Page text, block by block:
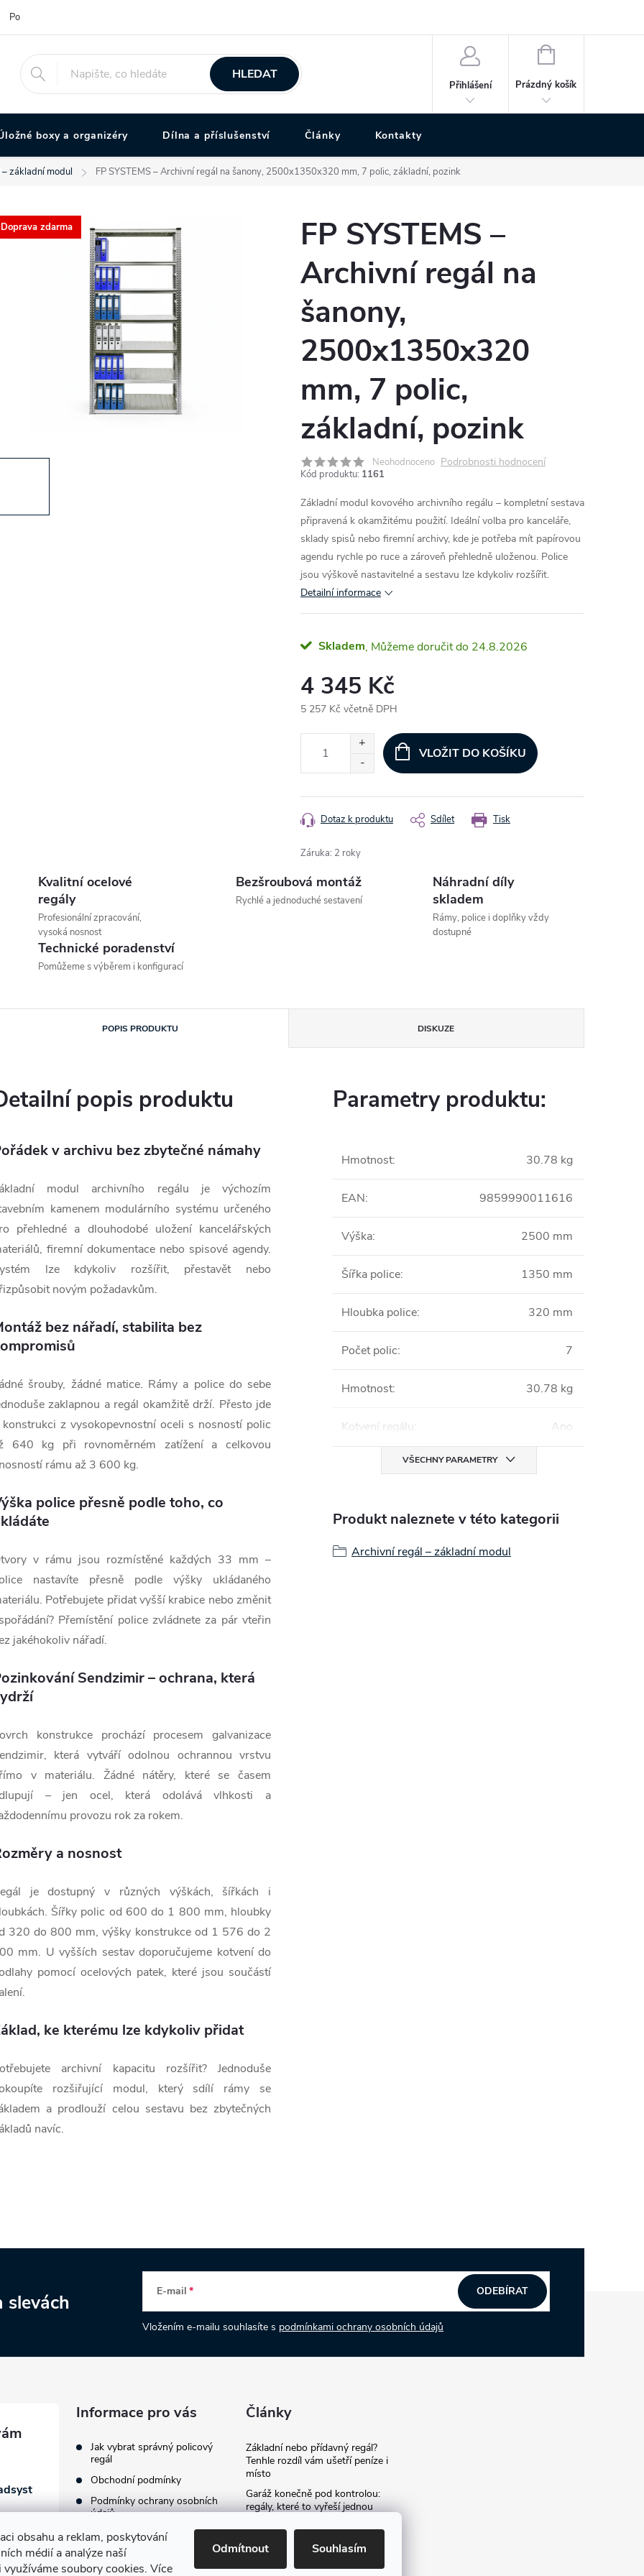
obsahu a reklam, poskytování
médií a analýze naší
využíváme soubory cookies. Více
Odmítnout Souhlasím
Podmínky ochrany osobních údajů
HLEDAT
Přihlášení
NÁKUPNÍ
Prázdný košík
boxy a organizéry Dílna a příslušenství Články Kontakty
základní modul FP SYSTEMS – Archivní regál na šanony, 2500x1350x320 mm, 7 polic, základní, pozink
Doprava zdarma
FP SYSTEMS –
Archivní regál na
šanony,
2500x1350x320
mm, 7 polic,
základní, pozink
Neohodnoceno Podrobnosti hodnocení
Kód produktu: 1161
Základní modul kovového archivního regálu – kompletní sestava
připravená k okamžitému použití. Ideální volba pro kanceláře,
sklady spisů nebo firemní archivy, kde je potřeba mít papírovou
agendu rychle po ruce a zároveň přehledně uloženou. Police
jsou výškově nastavitelné a sestavu lze kdykoliv rozšířit.
Detailní informace
Skladem 24.8.2026
4 345 Kč
5 257 Kč včetně DPH
VLOŽIT DO KOŠÍKU
Tisk
Dotaz k produktu Sdílet
Záruka: 2 roky
Kvalitní ocelové
regály
Profesionální zpracování,
vysoká nosnost
Bezšroubová montáž
Rychlé a jednoduché sestavení
Náhradní díly
skladem
Rámy, police i doplňky vždy
dostupné
Technické poradenství
Pomůžeme s výběrem i konfigurací
POPIS PRODUKTU DISKUZE
popis produktu
v archivu bez zbytečné námahy
modul archivního regálu je výchozím
kamenem modulárního systému určeného
přehledné a dlouhodobé uložení kancelářských
firemní dokumentace nebo spisové agendy.
lze kdykoliv rozšířit, přestavět nebo
novým požadavkům.
bez nářadí, stabilita bez
šrouby, žádné matice. Rámy a police do sebe
zaklapnou a regál okamžitě drží. Přesto jde
z vysokopevnostní oceli s nosností polic
640 kg při rovnoměrném zatížení a celkovou
rámu až 3 600 kg.
police přesně podle toho, co
v rámu jsou rozmístěné každých 33 mm –
nastavíte přesně podle výšky ukládaného
Potřebujete přidat vyšší krabice nebo změnit
Přemístění police zvládnete za pár vteřin
jakéhokoliv nářadí.
Sendzimir – ochrana, která
konstrukce prochází procesem galvanizace
která vytváří odolnou ochrannou vrstvu
v materiálu. Žádné nátěry, které se časem
– jen ocel, která odolává vlhkosti a
provozu rok za rokem.
a nosnost
je dostupný v různých výškách, šířkách i
Šířky polic od 600 do 1 800 mm, hloubky
320 do 800 mm, výšky konstrukce od 1 576 do 2
mm. U vyšších sestav doporučujeme kotvení do
pomocí ocelových patek, které jsou součástí
ke kterému lze kdykoliv přidat
archivní kapacitu rozšířit? Jednoduše
rozšiřující modul, který sdílí rámy se
a prodlouží celou sestavu bez zbytečných
navíc.
Parametry produktu:
Hmotnost: 30.78 kg
EAN: 9859990011616
Výška: 2500 mm
Šířka police: 1350 mm
Hloubka police: 320 mm
Počet polic: 7
Hmotnost: 30.78 kg
Kotvení regálu : Ano
VŠECHNY PARAMETRY
Produkt naleznete v této kategorii
Archivní regál – základní modul
slevách E-mail
Vložením e-mailu souhlasíte s podmínkami ochrany osobních údajů
ODEBÍRAT
Informace pro vás
Jak vybrat správný policový
regál
Obchodní podmínky
Podmínky ochrany osobních
údajů
Články
Základní nebo přídavný regál?
Tenhle rozdíl vám ušetří peníze i
místo
Garáž konečně pod kontrolou:
regály, které to vyřeší jednou
Jak vybavit firemní archiv:
průvodce výběrem archivních
regálů